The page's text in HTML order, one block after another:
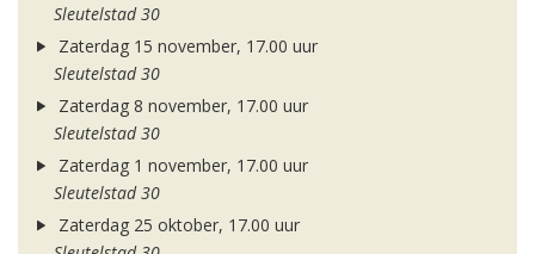
Sleutelstad 30
Zaterdag 15 november, 17.00 uur
Sleutelstad 30
Zaterdag 8 november, 17.00 uur
Sleutelstad 30
Zaterdag 1 november, 17.00 uur
Sleutelstad 30
Zaterdag 25 oktober, 17.00 uur